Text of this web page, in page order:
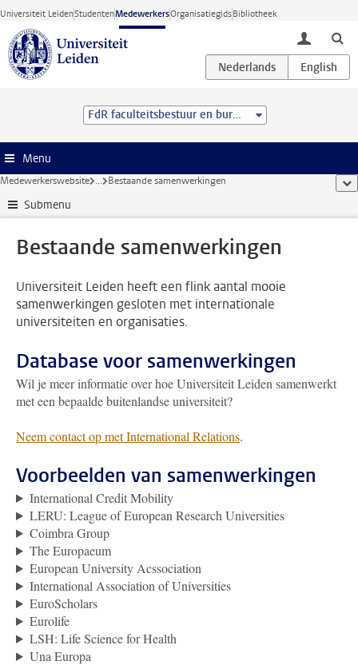
Ga direct naar de inhoud
Universiteit LeidenStudentenMedewerkersOrganisatiegidsBibliotheek
toggle
FdR faculteitsbestuur en bureau
Menu
Medewerkerswebsite ... Bestaande samenwerkingen
Submenu
Bestaande samenwerkingen
Universiteit Leiden heeft een flink aantal mooie
samenwerkingen gesloten met internationale
universiteiten en organisaties.
Database voor samenwerkingen
Wil je meer informatie over hoe Universiteit Leiden samenwerkt
met een bepaalde buitenlandse universiteit?
Neem contact op met International Relations.
Voorbeelden van samenwerkingen
International Credit Mobility
LERU: League of European Research Universities
Coimbra Group
The Europaeum
European University Acssociation
International Association of Universities
EuroScholars
Eurolife
LSH: Life Science for Health
Una Europa